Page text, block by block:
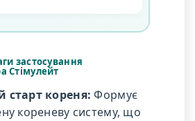
застосування
Стімулейт
старт кореня: Формує
кореневу систему, що